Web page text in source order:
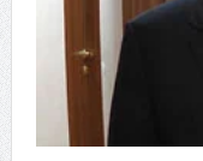
بانک سینا محقق شد؛